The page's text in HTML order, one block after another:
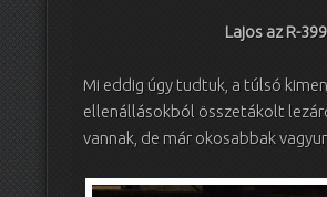
Lajos az R-
Mi eddig úgy tudtuk, a túlsó
ellenállásokból összetákolt
vannak, de már okosabbak